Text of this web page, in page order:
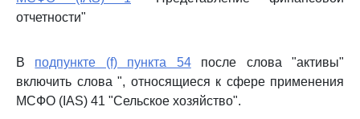
отчетности"
В подпункте (f) пункта 54после слова "активы"
включить слова ", относящиеся к сфере применения
МСФО (IAS) 41 "Сельское хозяйство".